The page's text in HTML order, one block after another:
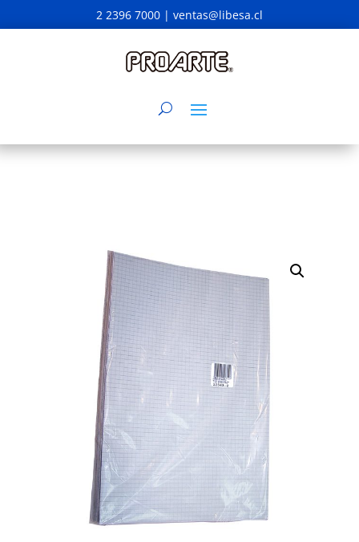
2 2396 7000 | ventas@libesa.cl